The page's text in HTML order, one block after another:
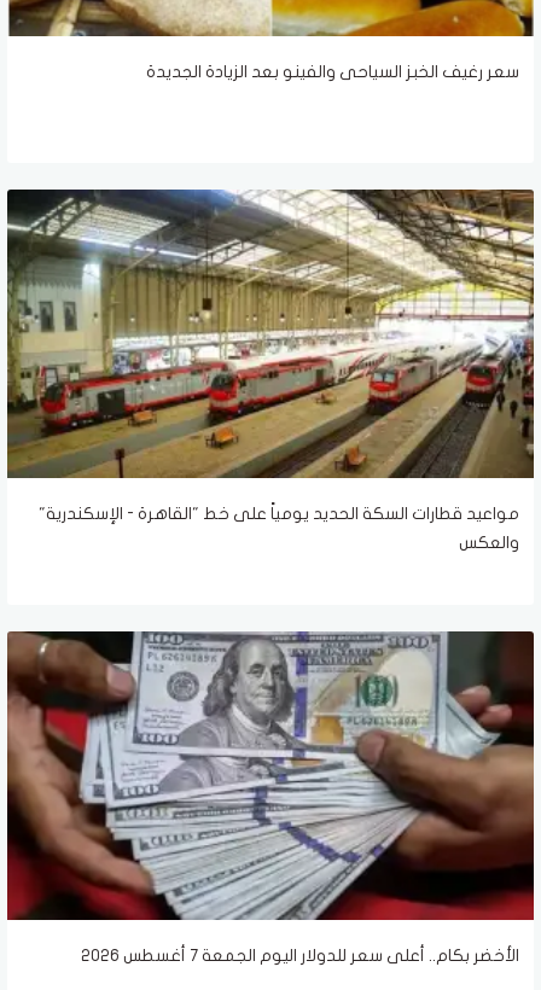
سعر رغيف الخبز السياحى والفينو بعد الزيادة الجديدة
مواعيد قطارات السكة الحديد يومياً على خط "القاهرة - الإسكندرية"
والعكس
الأخضر بكام.. أعلى سعر للدولار اليوم الجمعة 7 أغسطس 2026